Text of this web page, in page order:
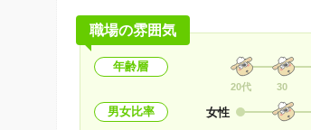
職場の雰囲気
年齢層
20代 30
男女比率 女性